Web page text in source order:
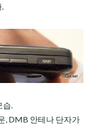
습.
, DMB 안테나 단자가